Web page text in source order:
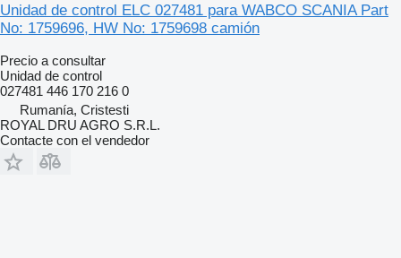
Unidad de control ELC 027481 para WABCO SCANIA Part
No: 1759696, HW No: 1759698 camión
Precio a consultar
Unidad de control
027481 446 170 216 0
Rumanía, Cristesti
ROYAL DRU AGRO S.R.L.
Contacte con el vendedor